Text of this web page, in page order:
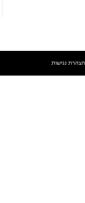
הצהרת נגישות